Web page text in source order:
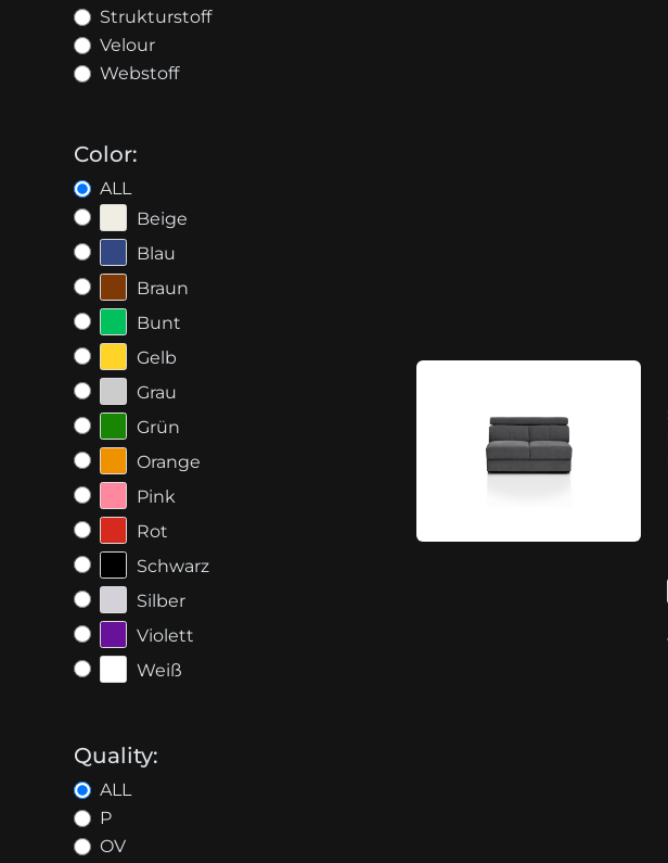
Strukturstoff
Velour
Webstoff
Color:
ALL
Beige
Blau
Braun
Bunt
Gelb
Grau
Grün
Orange
Pink
Rot
Schwarz
Silber
Violett
Weiß
Quality:
ALL
P
OV